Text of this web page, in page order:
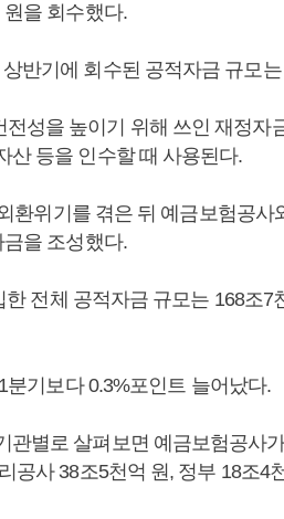
을 회수했다.
반기에 회수된 공적자금 규모
성을 높이기 위해 쓰인 재정자
산 등을 인수할 때 사용된다.
환위기를 겪은 뒤 예금보험공사
을 조성했다.
전체 공적자금 규모는 168조7
기보다 0.3%포인트 늘어났다.
관별로 살펴보면 예금보험공사
공사 38조5천억 원, 정부 18조4